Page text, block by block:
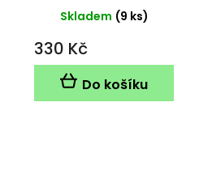
Skladem (9 ks)
330 Kč
Do košíku